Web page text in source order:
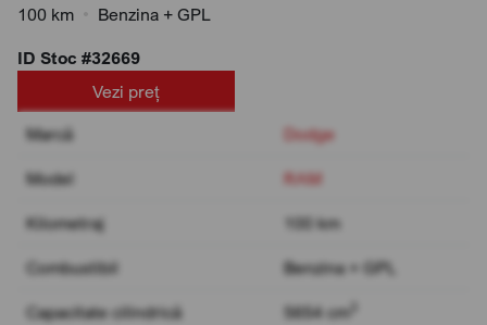
100 km
Benzina + GPL
ID Stoc #32669
Vezi preț
Marcă
Dodge
Model RAM
Kilometraj 100 km
Combustibil Benzina + GPL
Capacitate cilindrică 5654 cm